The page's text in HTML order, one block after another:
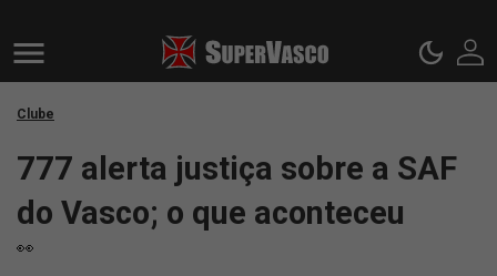
Clube
777 alerta justiça sobre a SAF
do Vasco; o que aconteceu
👀